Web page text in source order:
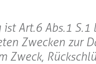
Art. 6 Abs. 1 S. 1
Zwecken zur